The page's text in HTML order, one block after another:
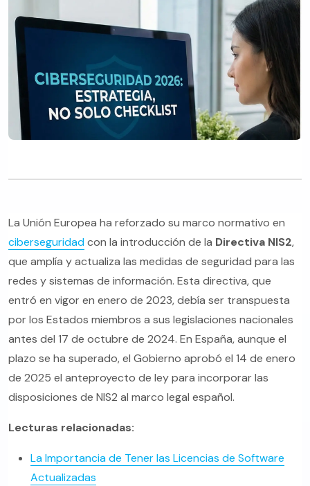
La Unión Europea ha reforzado su marco normativo en
ciberseguridadcon la introducción de la Directiva NIS2,
que amplía y actualiza las medidas de seguridad para las
redes y sistemas de información. Esta directiva, que
entró en vigor en enero de 2023, debía ser transpuesta
por los Estados miembros a sus legislaciones nacionales
antes del 17 de octubre de 2024. En España, aunque el
plazo se ha superado, el Gobierno aprobó el 14 de enero
de 2025 el anteproyecto de ley para incorporar las
disposiciones de NIS2 al marco legal español.
Lecturas relacionadas:
La Importancia de Tener las Licencias de Software
Actualizadas